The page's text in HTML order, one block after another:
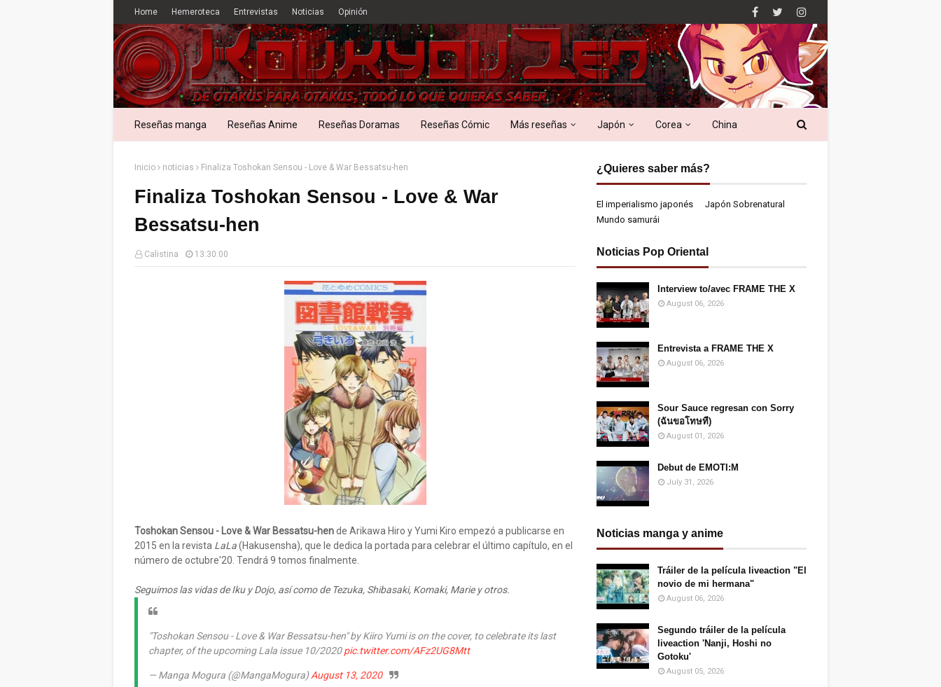
Home Hemeroteca Entrevistas Noticias Opinión
Reseñas manga Reseñas Anime Reseñas Doramas Reseñas Cómic Más reseñas Japón Corea China
Inicio noticias Finaliza Toshokan Sensou - Love & War Bessatsu-hen
Finaliza Toshokan Sensou - Love & War
Bessatsu-hen
Calistina 13:30:00
Toshokan Sensou - Love & War Bessatsu-hende Arikawa Hiro y Yumi Kiro empezó a publicarse en
2015 en la revista LaLa(Hakusensha), que le dedica la portada para celebrar el último capítulo, en el
número de octubre'20. Tendrá 9 tomos finalmente.
Seguimos las vidas de Iku y Dojo, así como de Tezuka, Shibasaki, Komaki, Marie y otros.
"Toshokan Sensou - Love & War Bessatsu-hen" by Kiiro Yumi is on the cover, to celebrate its last
chapter, of the upcoming Lala issue 10/2020pic.twitter.com/AFz2UG8Mtt
— Manga Mogura (@MangaMogura)August 13, 2020
¿Quieres saber más?
El imperialismo japonés
Japón Sobrenatural
Mundo samurái
Noticias Pop Oriental
Interview to/avec FRAME THE X
August 06, 2026
Entrevista a FRAME THE X
August 06, 2026
Sour Sauce regresan con Sorry
(ฉันขอโทษที)
August 01, 2026
Debut de EMOTI:M
July 31, 2026
Noticias manga y anime
Tráiler de la película liveaction "El
novio de mi hermana"
August 06, 2026
Segundo tráiler de la película
liveaction 'Nanji, Hoshi no
Gotoku'
August 05, 2026